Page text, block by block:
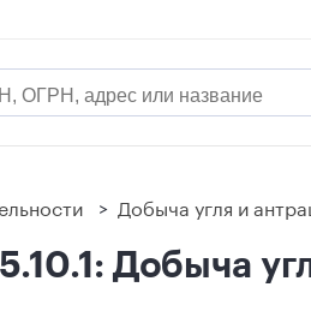
> Добыча угля и
Добыча